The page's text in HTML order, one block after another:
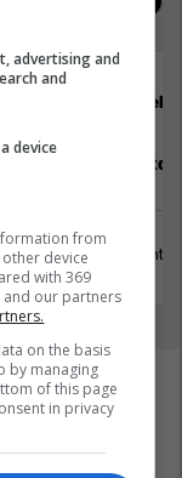
Staf
15 Gusht
advertising and
and
device
from
device
with 369
and our partners
on the basis
by managing
of this page
in privacy